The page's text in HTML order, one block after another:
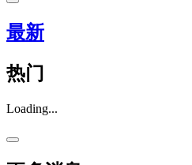
最新
热门
Loading...